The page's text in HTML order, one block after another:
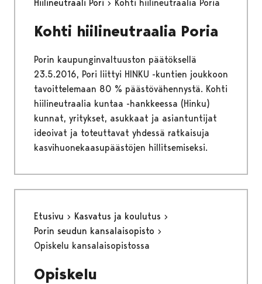
Hiilineutraali Pori
Kohti hiilineutraalia Poria
Kohti hiilineutraalia Poria
Porin kaupunginvaltuuston päätöksellä
23.5.2016, Pori liittyi HINKU -kuntien joukkoon
tavoittelemaan 80 % päästövähennystä. Kohti
hiilineutraalia kuntaa -hankkeessa (Hinku)
kunnat, yritykset, asukkaat ja asiantuntijat
ideoivat ja toteuttavat yhdessä ratkaisuja
kasvihuonekaasupäästöjen hillitsemiseksi.
Etusivu
Kasvatus ja koulutus
Porin seudun kansalaisopisto
Opiskelu kansalaisopistossa
Opiskelu